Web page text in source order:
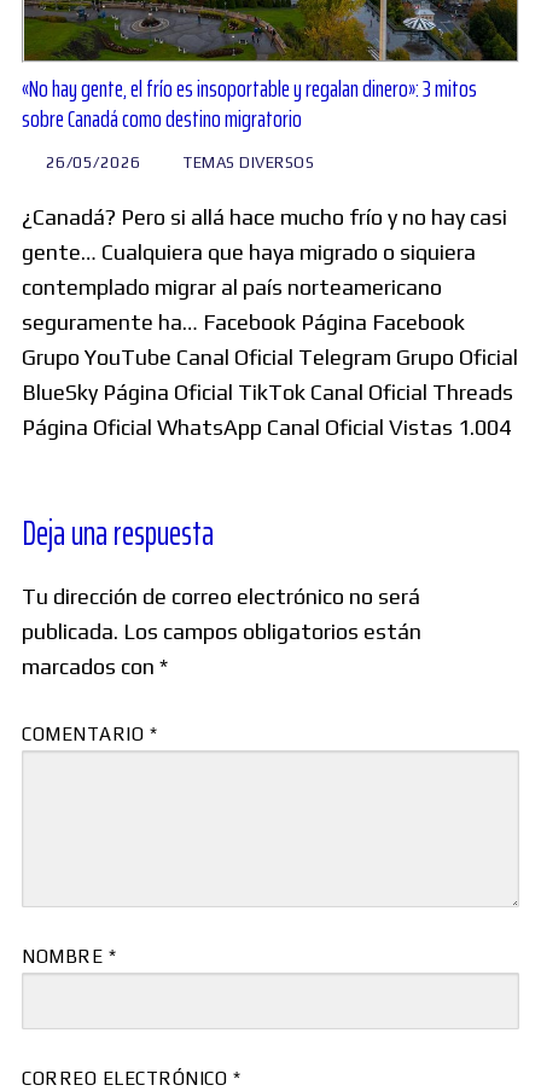
«No hay gente, el frío es insoportable y regalan dinero»: 3 mitos
sobre Canadá como destino migratorio
26/05/2026 TEMAS DIVERSOS
¿Canadá? Pero si allá hace mucho frío y no hay casi
gente… Cualquiera que haya migrado o siquiera
contemplado migrar al país norteamericano
seguramente ha… Facebook Página Facebook
Grupo YouTube Canal Oficial Telegram Grupo Oficial
BlueSky Página Oficial TikTok Canal Oficial Threads
Página Oficial WhatsApp Canal Oficial Vistas 1.004
Deja una respuesta
Tu dirección de correo electrónico no será
publicada. Los campos obligatorios están
marcados con *
COMENTARIO *
NOMBRE *
CORREO ELECTRÓNICO *